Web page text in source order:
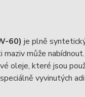
60) je plně
může
které jsou
vyvinutých